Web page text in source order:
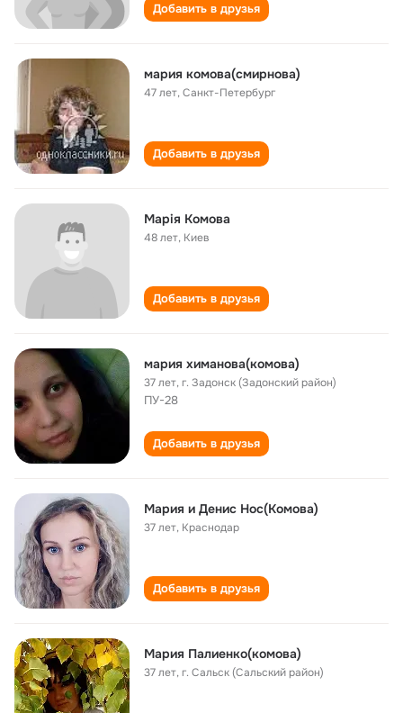
Добавить в друзья
мария комова(смирнова)
47 лет,Санкт-Петербург
Добавить в друзья
Марія Комова
48 лет, Киев
Добавить в друзья
мария химанова(комова)
37 лет,г. Задонск (Задонский район)
ПУ-28
Добавить в друзья
Мария и Денис Нос(Комова)
37 лет, Краснодар
Добавить в друзья
Мария Палиенко(комова)
37 лет,г. Сальск (Сальский район)